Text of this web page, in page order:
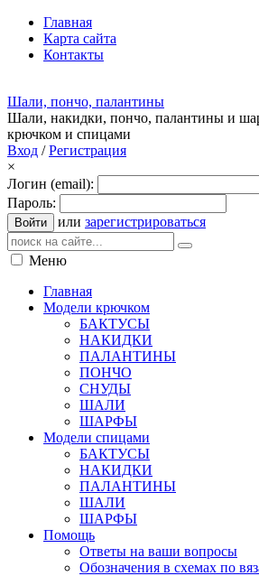
Главная
Карта сайта
Контакты
Шали, пончо, палантины
Шали, накидки, пончо, палантины и
крючком и спицами
Вход /Регистрация
×
Логин (email):
Пароль:
Войти или зарегистрироваться
Меню
Главная
Модели крючком
БАКТУСЫ
НАКИДКИ
ПАЛАНТИНЫ
ПОНЧО
СНУДЫ
ШАЛИ
ШАРФЫ
Модели спицами
БАКТУСЫ
НАКИДКИ
ПАЛАНТИНЫ
ШАЛИ
ШАРФЫ
Помощь
Ответы на ваши вопросы
Обозначения в схемах по